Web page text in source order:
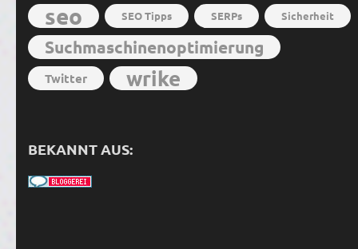
seo SEO Tipps SERPs Sicherheit
Suchmaschinenoptimierung
Twitter wrike
BEKANNT AUS: